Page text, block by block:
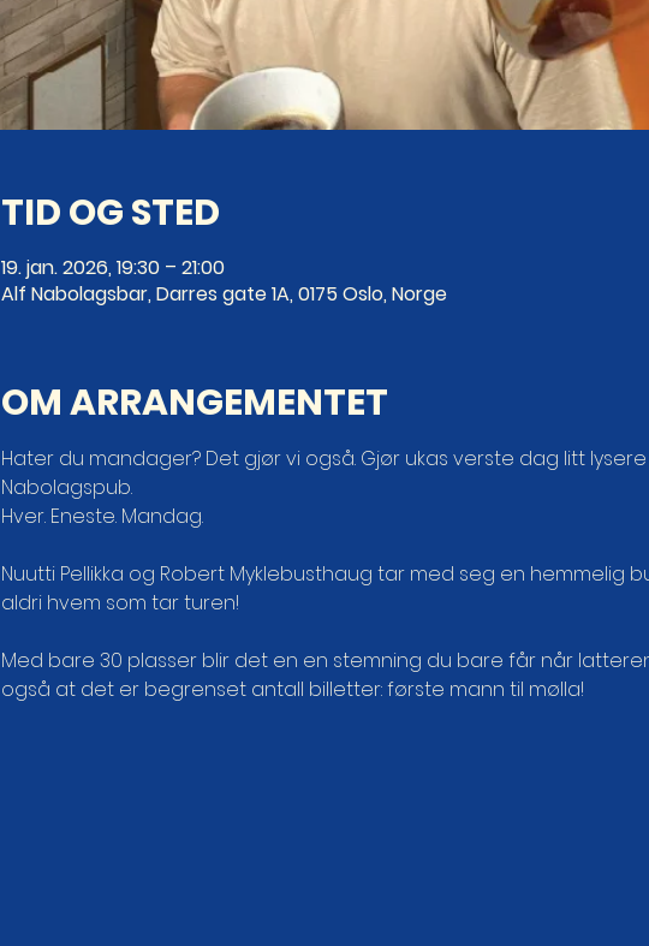
TID OG STED
19. jan. 2026, 19:30 – 21:00
Alf Nabolagsbar, Darres gate 1A, 0175 Oslo, Norge
OM ARRANGEMENTET
Hater du mandager? Det gjør vi også. Gjør ukas verste dag litt
Nabolagspub.
Hver. Eneste. Mandag.
Nuutti Pellikka og Robert Myklebusthaug tar med seg en hemmelig
aldri hvem som tar turen!
Med bare 30 plasser blir det en en stemning du bare får når
også at det er begrenset antall billetter: første mann til mølla!